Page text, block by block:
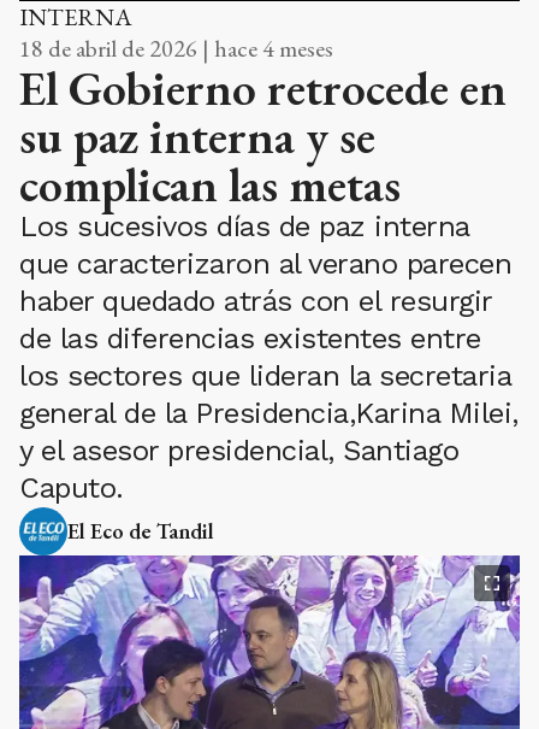
INTERNA
18 de abril de 2026 | hace 4 meses
El Gobierno retrocede en
su paz interna y se
complican las metas
Los sucesivos días de paz interna
que caracterizaron al verano parecen
haber quedado atrás con el resurgir
de las diferencias existentes entre
los sectores que lideran la secretaria
general de la Presidencia,Karina Milei,
y el asesor presidencial, Santiago
Caputo.
El Eco de Tandil